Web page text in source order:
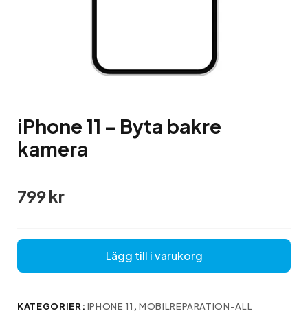
iPhone 11 – Byta bakre
kamera
799kr
Lägg till i varukorg
KATEGORIER: IPHONE 11 , MOBILREPARATION-ALL